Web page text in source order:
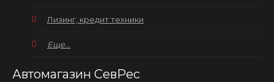
Лизинг, кредит техники
Еще...
Автомагазин СевРес